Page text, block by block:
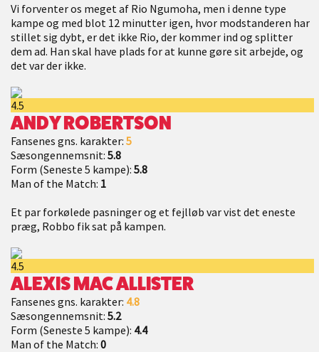
Vi forventer os meget af Rio Ngumoha, men i denne type
kampe og med blot 12 minutter igen, hvor modstanderen har
stillet sig dybt, er det ikke Rio, der kommer ind og splitter
dem ad. Han skal have plads for at kunne gøre sit arbejde, og
det var der ikke.
4.5
ANDY ROBERTSON
Fansenes gns. karakter: 5
Sæsongennemsnit: 5.8
Form (Seneste 5 kampe): 5.8
Man of the Match: 1
Et par forkølede pasninger og et fejlløb var vist det eneste
præg, Robbo fik sat på kampen.
4.5
ALEXIS MAC ALLISTER
Fansenes gns. karakter: 4.8
Sæsongennemsnit: 5.2
Form (Seneste 5 kampe): 4.4
Man of the Match: 0